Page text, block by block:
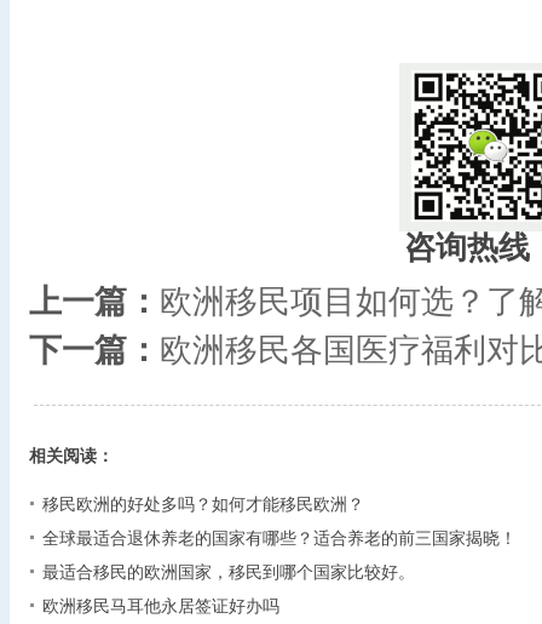
咨询热线
上一篇： 欧洲移民项目如何选？了
下一篇： 欧洲移民各国医疗福利对
相关阅读：
移民欧洲的好处多吗？如何才能移民欧洲？
全球最适合退休养老的国家有哪些？适合养老的前三国家揭晓！
最适合移民的欧洲国家，移民到哪个国家比较好。
欧洲移民马耳他永居签证好办吗